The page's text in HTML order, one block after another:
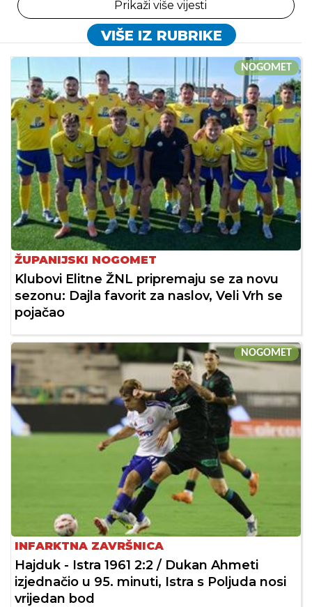
Prikaži više vijesti
VIŠE IZ RUBRIKE
NOGOMET
ŽUPANIJSKI NOGOMET
Klubovi Elitne ŽNL pripremaju se za novu
sezonu: Dajla favorit za naslov, Veli Vrh se
pojačao
NOGOMET
INFARKTNA ZAVRŠNICA
Hajduk - Istra 1961 2:2 / Dukan Ahmeti
izjednačio u 95. minuti, Istra s Poljuda nosi
vrijedan bod